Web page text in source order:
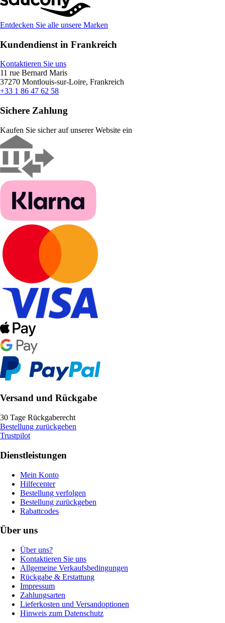
Entdecken Sie alle unsere Marken
Kundendienst in Frankreich
Kontaktieren Sie uns
11 rue Bernard Maris
37270 Montlouis-sur-Loire, Frankreich
+33 1 86 47 62 58
Sichere Zahlung
Kaufen Sie sicher auf unserer Website ein
Versand und Rückgabe
30 Tage Rückgaberecht
Bestellung zurückgeben
Trustpilot
Dienstleistungen
Mein Konto
Hilfecenter
Bestellung verfolgen
Bestellung zurückgeben
Rabattcodes
Über uns
Über uns?
Kontaktieren Sie uns
Allgemeine Verkaufsbedingungen
Rückgabe & Erstattung
Impressum
Zahlungsarten
Lieferkosten und Versandoptionen
Hinweis zum Datenschutz